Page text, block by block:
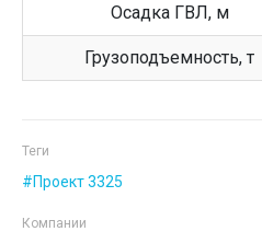
Осадка ГВЛ, м
Грузоподъемность, т
Теги
Проект 3325
Компании